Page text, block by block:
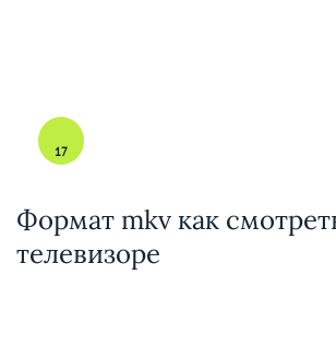
17
Формат mkv как
телевизоре